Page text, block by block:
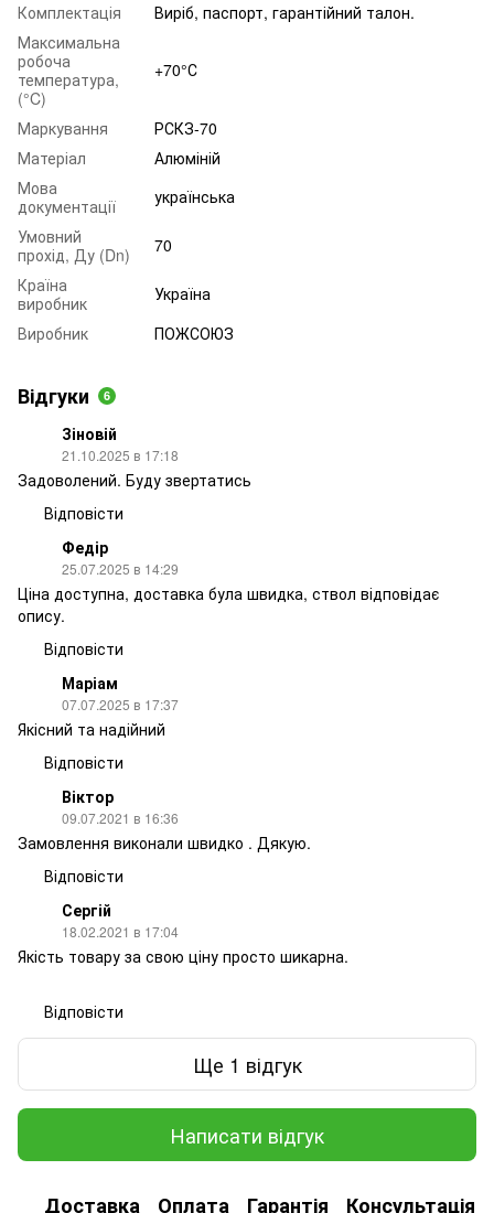
Комплектація
Виріб, паспорт, гарантійний талон.
Максимальна
робоча
температура,
(°C)
+70°С
Маркування
РСКЗ-70
Матеріал
Алюміній
Мова
документації
українська
Умовний
прохід, Ду (Dn)
70
Країна
виробник
Україна
Виробник
ПОЖСОЮЗ
Відгуки 6
Зіновій
21.10.2025 в 17:18
Задоволений. Буду звертатись
Відповісти
Федір
25.07.2025 в 14:29
Ціна доступна, доставка була швидка, ствол відповідає
опису.
Відповісти
Маріам
07.07.2025 в 17:37
Якісний та надійний
Відповісти
Віктор
09.07.2021 в 16:36
Замовлення виконали швидко . Дякую.
Відповісти
Сергій
18.02.2021 в 17:04
Якість товару за свою ціну просто шикарна.
Відповісти
Ще 1 відгук
Написати відгук
Доставка Оплата Гарантія Консультація